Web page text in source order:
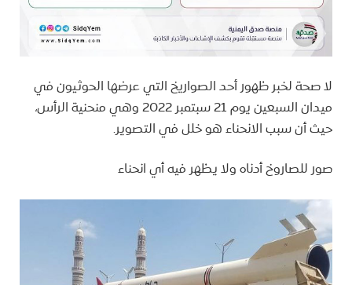
لا صحة لخبر ظهور أحد الصواريخ التي عرضها الحوثيون في
ميدان السبعين يوم 21 سبتمبر 2022 وهي منحنية الرأس،
حيث أن سبب الانحناء هو خلل في التصوير.
صور للصاروخ أدناه ولا يظهر فيه أي انحناء